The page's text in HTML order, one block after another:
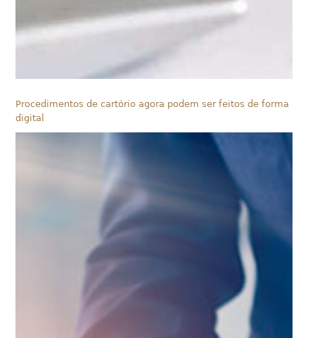
Procedimentos de cartório agora podem ser feitos de forma
digital